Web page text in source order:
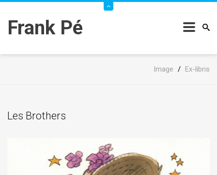
Frank Pé
Image / Ex-libris
Les Brothers